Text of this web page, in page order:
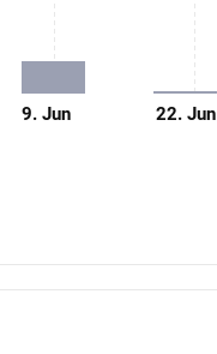
9. Jun 22. Jun